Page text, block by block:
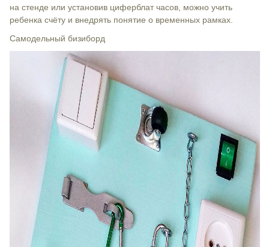
на стенде или установив циферблат часов, можно учить
ребенка счёту и внедрять понятие о временных рамках.
Самодельный бизиборд